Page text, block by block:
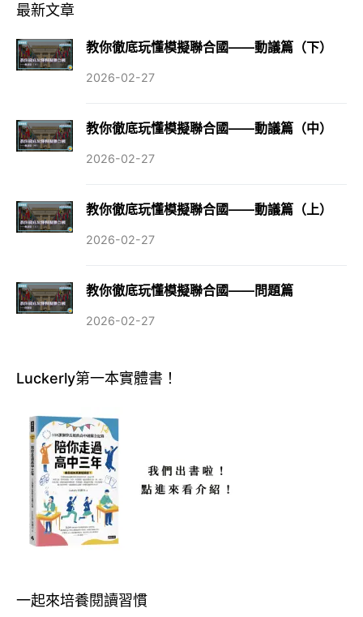
最新文章
教你徹底玩懂模擬聯合國——動議篇（下）
2026-02-27
教你徹底玩懂模擬聯合國——動議篇（中）
2026-02-27
教你徹底玩懂模擬聯合國——動議篇（上）
2026-02-27
教你徹底玩懂模擬聯合國——問題篇
2026-02-27
Luckerly第一本實體書！
一起來培養閱讀習慣